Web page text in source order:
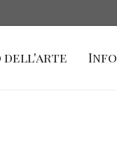
dell'arte Info